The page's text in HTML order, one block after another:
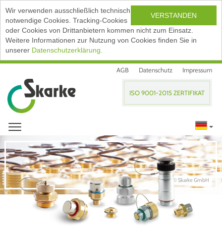
VERSTANDEN
Wir verwenden ausschließlich technisch
notwendige Cookies. Tracking-Cookies
oder Cookies von Drittanbietern kommen nicht zum Einsatz.
Weitere Informationen zur Nutzung von Cookies finden Sie in
unserer Datenschutzerklärung.
AGB Datenschutz Impressum
ISO 9001-2015 ZERTIFIKAT
© Skarke GmbH